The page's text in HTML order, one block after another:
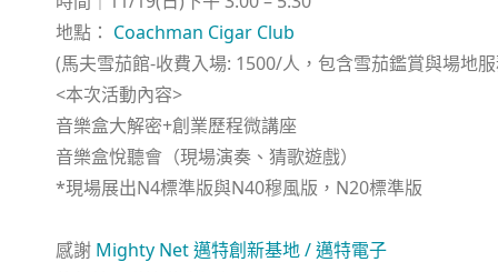
地點： Coachman Cigar Club
(馬夫雪茄館-收費入場: 1500/人，包含雪茄鑑賞與場地
<本次活動內容>
音樂盒大解密+創業歷程微講座
音樂盒悅聽會（現場演奏、猜歌遊戲）
*現場展出N4標準版與N40穆風版，N20標準版
感謝 Mighty Net 邁特創新基地 / 邁特電子